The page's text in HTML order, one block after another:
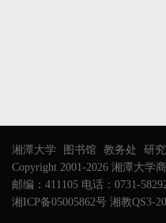
湘潭大学 图书馆 教务处 研
Copyright 2001-2026 湘潭大学
邮编：411105 电话：0731-
湘ICP备05005862号 湘教QS3-